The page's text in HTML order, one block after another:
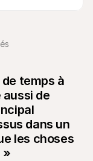
bancaire
entreprise
temps à
de
dans un
les choses
»